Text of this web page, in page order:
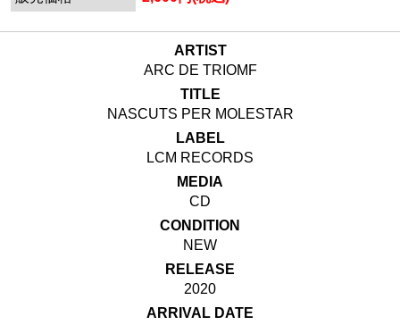
ARTIST
ARC DE TRIOMF
TITLE
NASCUTS PER MOLESTAR
LABEL
LCM RECORDS
MEDIA
CD
CONDITION
NEW
RELEASE
2020
ARRIVAL DATE